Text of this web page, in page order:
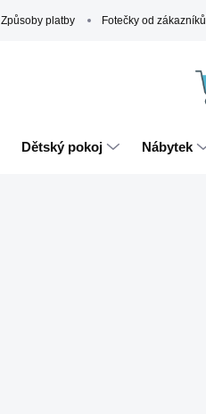
Způsoby platby Fotečky od zákazníků
Dětský pokoj Nábytek